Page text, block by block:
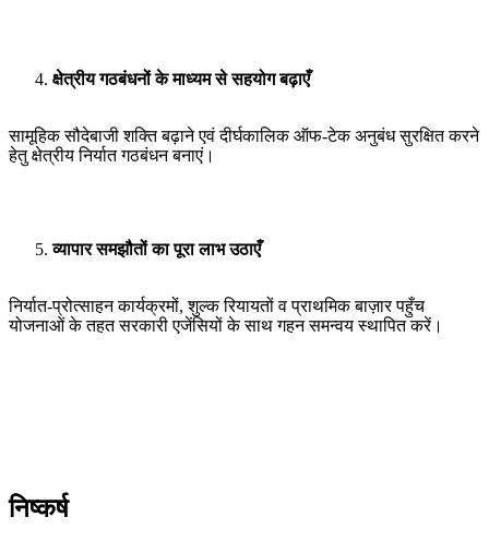
क्षेत्रीय गठबंधनों के माध्यम से सहयोग बढ़ाएँ
सामूहिक सौदेबाजी शक्ति बढ़ाने एवं दीर्घकालिक ऑफ-टेक अनुबंध सुरक्षित करने
हेतु क्षेत्रीय निर्यात गठबंधन बनाएं।
व्यापार समझौतों का पूरा लाभ उठाएँ
निर्यात-प्रोत्साहन कार्यक्रमों, शुल्क रियायतों व प्राथमिक बाज़ार पहुँच
योजनाओं के तहत सरकारी एजेंसियों के साथ गहन समन्वय स्थापित करें।
निष्कर्ष